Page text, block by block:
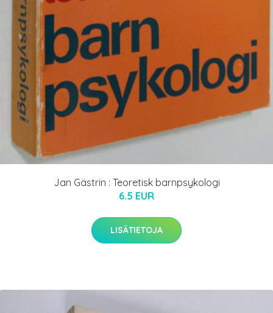
Jan Gästrin : Teoretisk barnpsykologi
6.5 EUR
LISÄTIETOJA